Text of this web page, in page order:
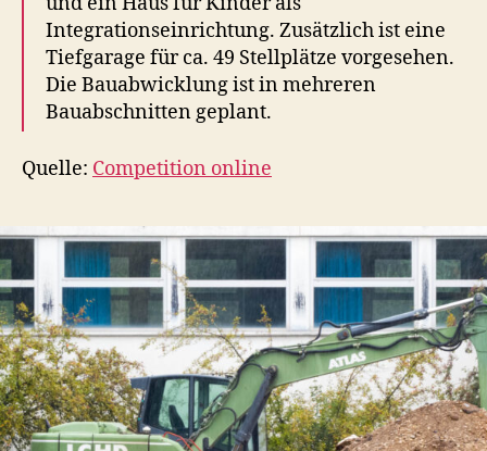
Integrationseinrichtung. Zusätzlich ist eine
Tiefgarage für ca. 49 Stellplätze vorgesehen.
Die Bauabwicklung ist in mehreren
Bauabschnitten geplant.
Quelle: Competition online